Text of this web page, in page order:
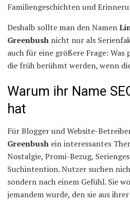
Familiengeschichten und
Deshalb sollte man den Namen
Greenbush nicht nur als
auch für eine größere Frage:
die früh berühmt werden, wenn
Warum ihr Name
hat
Für Blogger und Website-
Greenbush ein interessantes
Nostalgie, Promi-Bezug,
Suchintention. Nutzer suchen
sondern nach einem Gefühl. Sie
jemandem wurde, den sie aus